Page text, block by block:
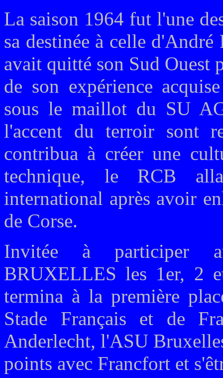
La saison 1964 fut l'une
sa destinée à celle
avait quitté son Sud Ouest
de son expérience
sous le maillot du SU
l'accent du terroir sont
contribua à créer une
technique, le RCB
international après avoir
de Corse.
Invitée à participer
BRUXELLES les 1er, 2
termina à la première
Stade Français et de
Anderlecht, l'ASU
points avec Francfort et